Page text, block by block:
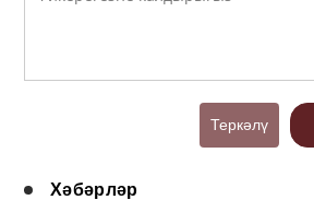
Теркәлү
Хәбәрләр